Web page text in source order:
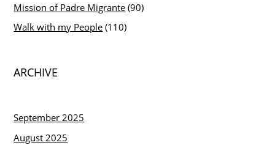
Mission of Padre Migrante (90)
Walk with my People (110)
ARCHIVE
September 2025
August 2025